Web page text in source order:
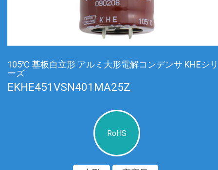
105℃ 基板自立形 アルミ大形電解コンデンサ KHEシリ
ーズ
EKHE451VSN401MA25Z
RoHS